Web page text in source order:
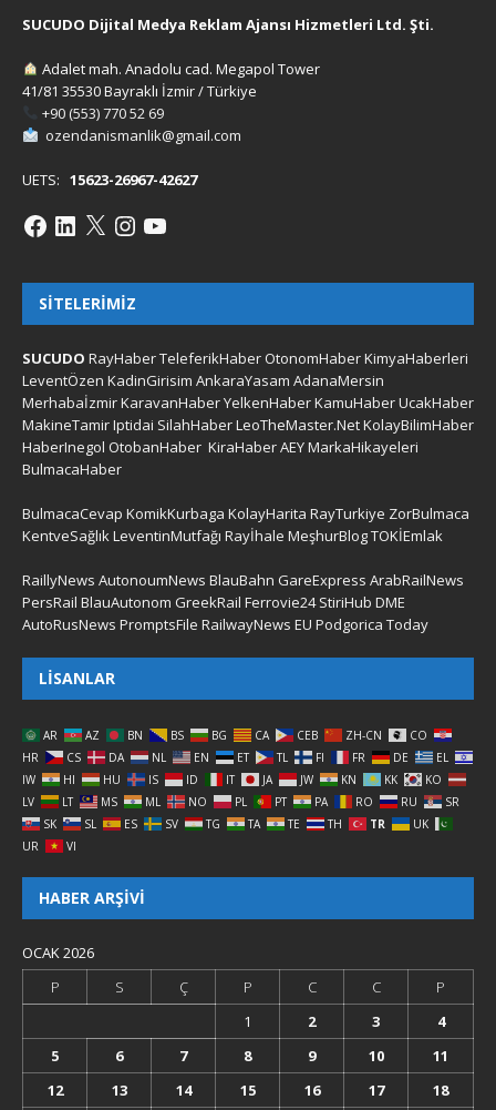
SUCUDO Dijital Medya Reklam Ajansı Hizmetleri Ltd. Şti.
Adalet mah. Anadolu cad. Megapol Tower
41/81 35530 Bayraklı İzmir / Türkiye
+90 (553) 770 52 69
ozendanismanlik@gmail.com
UETS: 15623-26967-42627
SITELERIMIZ
SUCUDO RayHaberTeleferikHaber OtonomHaberKimyaHaberleri
LeventÖzen KadinGirisim AnkaraYasam AdanaMersin
MerhabaİzmirKaravanHaberYelkenHaberKamuHaberUcakHaber
MakineTamirIptidai SilahHaberLeoTheMaster.NetKolayBilimHaber
HaberInegol OtobanHaber KiraHaberAEYMarkaHikayeleri
BulmacaHaber
BulmacaCevap KomikKurbaga KolayHarita RayTurkiye ZorBulmaca
KentveSağlıkLeventinMutfağı Rayİhale MeşhurBlogTOKİEmlak
RaillyNews AutonoumNews BlauBahn GareExpress ArabRailNews
PersRail BlauAutonom GreekRail Ferrovie24 StiriHub DME
AutoRusNews PromptsFile RailwayNews EU Podgorica Today
LISANLAR
AR AZ BN BS BG CA CEB ZH-CN
CO
HR
CS DA NL EN ET TL FI FR DE
EL
IW
HI HU IS ID IT JA JW KN KK
KO
LV
LT MS ML NO PL PT PA RO RU
SR
SK
SL ES SV TG TA TE TH TR
UK
UR
VI
HABER ARŞIVI
OCAK 2026
P
S Ç P C C
P
1
2 3
4
5
6 7 8 9 10
11
12
13 14 15 16 17 18